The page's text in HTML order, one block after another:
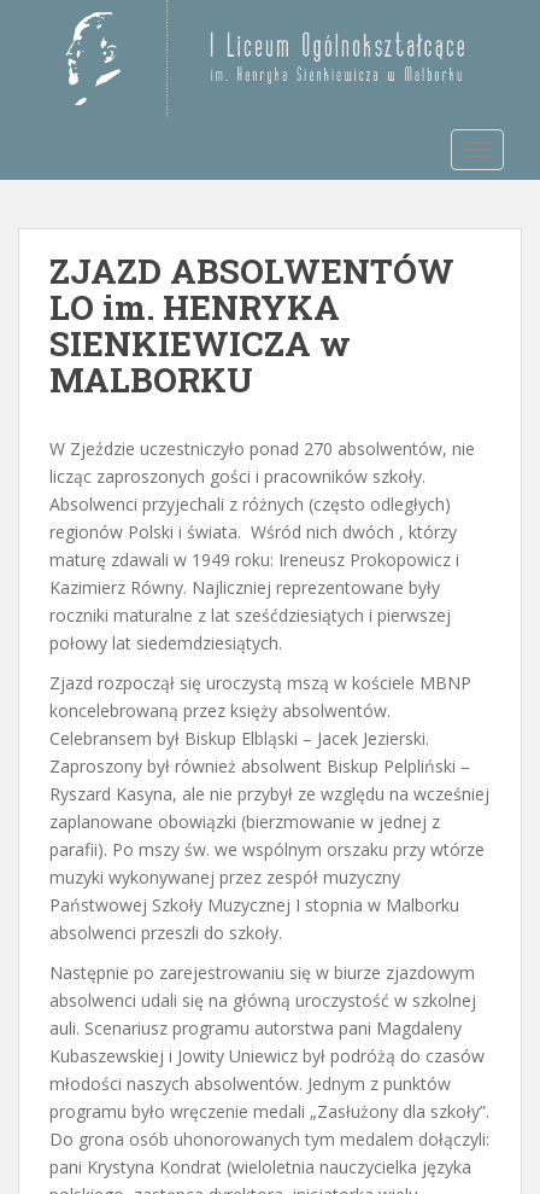
m
ZJAZD ABSOLWENTÓW
LO im. HENRYKA
SIENKIEWICZA w
MALBORKU
W Zjeździe uczestniczyło ponad 270 absolwentów, nie
licząc zaproszonych gości i pracowników szkoły.
Absolwenci przyjechali z różnych (często odległych)
regionów Polski i świata. Wśród nich dwóch , którzy
maturę zdawali w 1949 roku: Ireneusz Prokopowicz i
Kazimierz Równy. Najliczniej reprezentowane były
roczniki maturalne z lat sześćdziesiątych i pierwszej
połowy lat siedemdziesiątych.
Zjazd rozpoczął się uroczystą mszą w kościele MBNP
koncelebrowaną przez księży absolwentów.
Celebransem był Biskup Elbląski – Jacek Jezierski.
Zaproszony był również absolwent Biskup Pelpliński –
Ryszard Kasyna, ale nie przybył ze względu na wcześniej
zaplanowane obowiązki (bierzmowanie w jednej z
parafii). Po mszy św. we wspólnym orszaku przy wtórze
muzyki wykonywanej przez zespół muzyczny
Państwowej Szkoły Muzycznej I stopnia w Malborku
absolwenci przeszli do szkoły.
Następnie po zarejestrowaniu się w biurze zjazdowym
absolwenci udali się na główną uroczystość w szkolnej
auli. Scenariusz programu autorstwa pani Magdaleny
Kubaszewskiej i Jowity Uniewicz był podróżą do czasów
młodości naszych absolwentów. Jednym z punktów
programu było wręczenie medali „Zasłużony dla szkoły”.
Do grona osób uhonorowanych tym medalem dołączyli:
pani Krystyna Kondrat (wieloletnia nauczycielka języka